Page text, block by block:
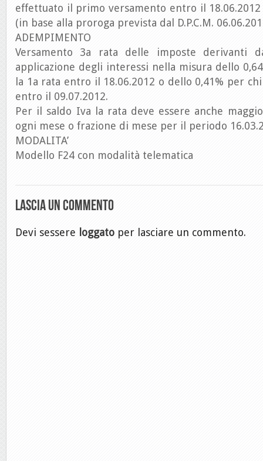
effettuato il primo versamento entro il
(in base alla proroga prevista dal D.P.C.M.
ADEMPIMENTO
Versamento 3a rata delle imposte derivanti
applicazione degli interessi nella misura dello
la 1a rata entro il 18.06.2012 o dello 0,41% per
entro il 09.07.2012.
Per il saldo Iva la rata deve essere anche
ogni mese o frazione di mese per il periodo
MODALITA’
Modello F24 con modalità telematica
Lascia un commento
Devi sessere loggato per lasciare un commento.